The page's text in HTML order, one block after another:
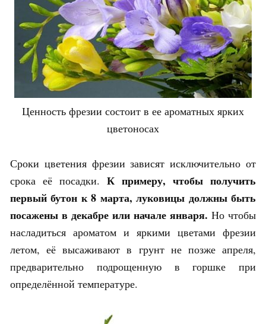
Ценность фрезии состоит в ее ароматных ярких
цветоносах
Сроки цветения фрезии зависят исключительно от
срока её посадки. К примеру, чтобы получить
первый бутон к 8 марта, луковицы должны быть
посажены в декабре или начале января. Но чтобы
насладиться ароматом и яркими цветами фрезии
летом, её высаживают в грунт не позже апреля,
предварительно подрощенную в горшке при
определённой температуре.